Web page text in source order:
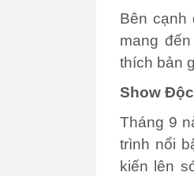
Bên cạnh
mang
thích bản
Show
Tháng 9
trình nổi
kiến lên